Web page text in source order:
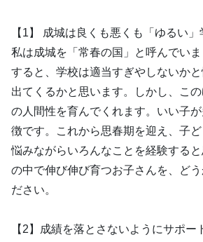
【1】 成城は良くも悪くも「ゆるい」
私は成城を「常春の国」と呼んでい
すると、学校は適当すぎやしないか
出てくるかと思います。しかし、こ
の人間性を育んでくれます。いい子
徴です。これから思春期を迎え、子
悩みながらいろんなことを経験する
の中で伸び伸び育つお子さんを、ど
ださい。
【2】成績を落とさないようにサポー